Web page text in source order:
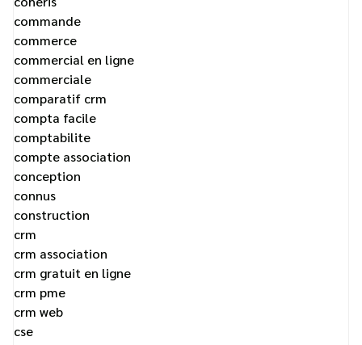
commande
commerce
commercial en ligne
commerciale
comparatif crm
compta facile
comptabilite
compte association
conception
connus
construction
crm
crm association
crm gratuit en ligne
crm pme
crm web
cse